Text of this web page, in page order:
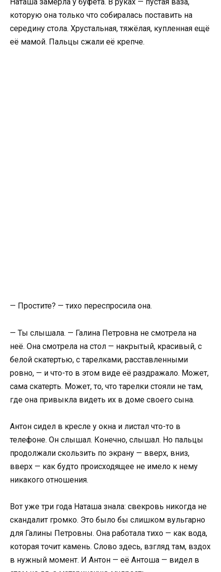
которую она только что собиралась поставить на
середину стола. Хрустальная, тяжёлая, купленная ещё
её мамой. Пальцы сжали её крепче.
— Простите? — тихо переспросила она.
— Ты слышала. — Галина Петровна не смотрела на
неё. Она смотрела на стол — накрытый, красивый, с
белой скатертью, с тарелками, расставленными
ровно, — и что-то в этом виде её раздражало. Может,
сама скатерть. Может, то, что тарелки стояли не там,
где она привыкла видеть их в доме своего сына.
Антон сидел в кресле у окна и листал что-то в
телефоне. Он слышал. Конечно, слышал. Но пальцы
продолжали скользить по экрану — вверх, вниз,
вверх — как будто происходящее не имело к нему
никакого отношения.
Вот уже три года Наташа знала: свекровь никогда не
скандалит громко. Это было бы слишком вульгарно
для Галины Петровны. Она работала тихо — как вода,
которая точит камень. Слово здесь, взгляд там, вздох
в нужный момент. И Антон — её Антоша — видел в